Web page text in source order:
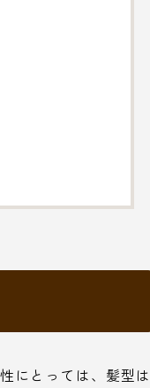
にとっては、髪型は